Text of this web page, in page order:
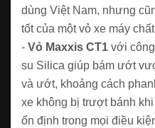
dùng Việt Nam, nhưng
tốt của một vỏ xe máy
- Vỏ Maxxis CT1 với
su Silica giúp bám ướt
và ướt, khoảng cách
xe không bị trượt bánh
ổn định trong mọi điều